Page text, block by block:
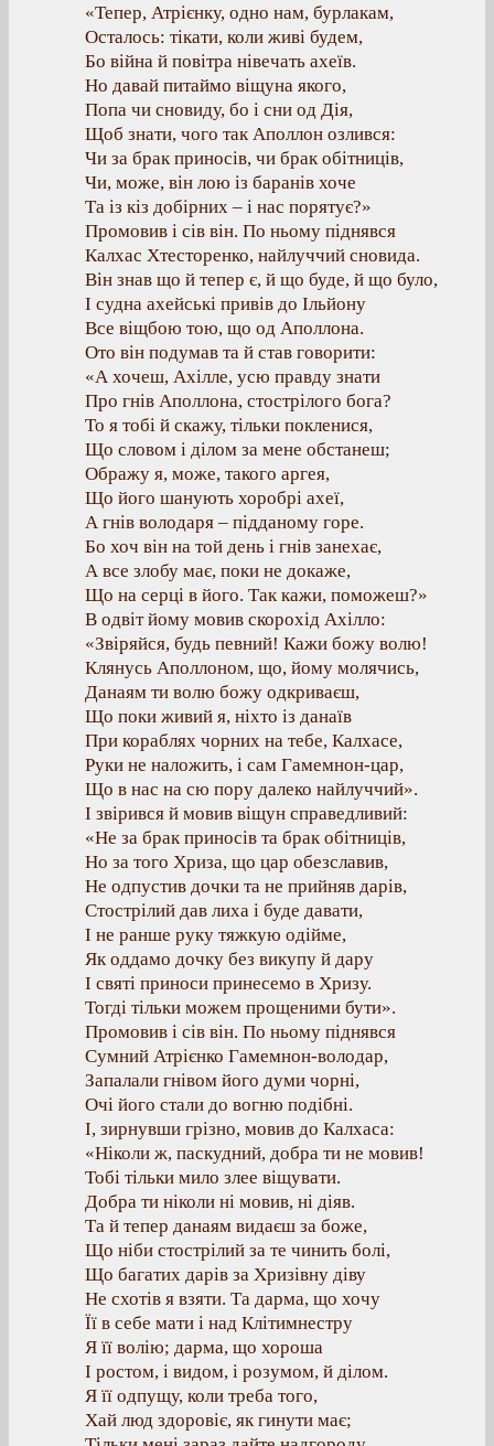
«Тепер, Атрієнку, одно нам, бурлакам,
Осталось: тікати, коли живі будем,
Бо війна й повітра нівечать ахеїв.
Но давай питаймо віщуна якого,
Попа чи сновиду, бо і сни од Дія,
Щоб знати, чого так Аполлон озлився:
Чи за брак приносів, чи брак обітниців,
Чи, може, він лою із баранів хоче
Та із кіз добірних – і нас порятує?»
Промовив і сів він. По ньому піднявся
Калхас Хтесторенко, найлуччий сновида.
Він знав що й тепер є, й що буде, й що було,
І судна ахейські привів до Ільйону
Все віщбою тою, що од Аполлона.
Ото він подумав та й став говорити:
«А хочеш, Ахілле, усю правду знати
Про гнів Аполлона, стострілого бога?
То я тобі й скажу, тільки покленися,
Що словом і ділом за мене обстанеш;
Ображу я, може, такого аргея,
Що його шанують хоробрі ахеї,
А гнів володаря – підданому горе.
Бо хоч він на той день і гнів занехає,
А все злобу має, поки не докаже,
Що на серці в його. Так кажи, поможеш?»
В одвіт йому мовив скорохід Ахілло:
«Звіряйся, будь певний! Кажи божу волю!
Клянусь Аполлоном, що, йому молячись,
Данаям ти волю божу одкриваєш,
Що поки живий я, ніхто із данаїв
При кораблях чорних на тебе, Калхасе,
Руки не наложить, і сам Гамемнон-цар,
Що в нас на сю пору далеко найлуччий».
І звірився й мовив віщун справедливий:
«Не за брак приносів та брак обітниців,
Но за того Хриза, що цар обезславив,
Не одпустив дочки та не прийняв дарів,
Стострілий дав лиха і буде давати,
І не ранше руку тяжкую одійме,
Як оддамо дочку без викупу й дару
І святі приноси принесемо в Хризу.
Тогді тільки можем прощеними бути».
Промовив і сів він. По ньому піднявся
Сумний Атрієнко Гамемнон-володар,
Запалали гнівом його думи чорні,
Очі його стали до вогню подібні.
І, зирнувши грізно, мовив до Калхаса:
«Ніколи ж, паскудний, добра ти не мовив!
Тобі тільки мило злее віщувати.
Добра ти ніколи ні мовив, ні діяв.
Та й тепер данаям видаєш за боже,
Що ніби стострілий за те чинить болі,
Що багатих дарів за Хризівну діву
Не схотів я взяти. Та дарма, що хочу
Її в себе мати і над Клітимнестру
Я її волію; дарма, що хороша
І ростом, і видом, і розумом, й ділом.
Я її одпущу, коли треба того,
Хай люд здоровіє, як гинути має;